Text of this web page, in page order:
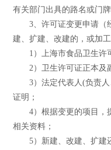
有关部门出具的路名或门牌
3、许可证变更申请（
建、扩建、改建的，或加
1）上海市食品卫生许
2）卫生许可证正本及
3）法定代表人(负责人
证明；
4）根据变更的项目，
相关资料；
5）新建、改建、扩建